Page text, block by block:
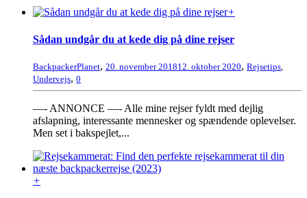
+
Sådan undgår du at kede dig på dine rejser
BackpackerPlanet, 20. november 201812. oktober 2020, Rejsetips
Undervejs, 0
—- ANNONCE —- Alle mine rejser fyldt med dejlig
afslapning, interessante mennesker og spændende oplevelser.
Men set i bakspejlet,...
+